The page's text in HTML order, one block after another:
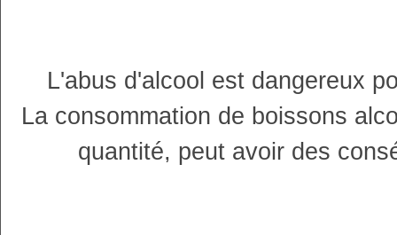
L'abus d'alcool est dangereux
La consommation de boissons
quantité, peut avoir des